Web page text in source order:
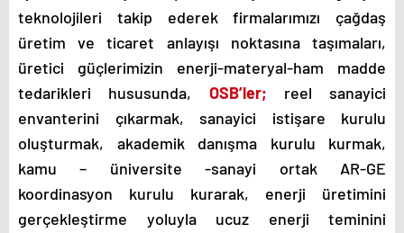
teknolojileri takip ederek firmalarımızı çağdaş
üretim ve ticaret anlayışı noktasına taşımaları,
üretici güçlerimizin enerji-materyal-ham madde
tedarikleri hususunda, OSB’ler; reel sanayici
envanterini çıkarmak, sanayici istişare kurulu
oluşturmak, akademik danışma kurulu kurmak,
kamu – üniversite -sanayi ortak AR-GE
koordinasyon kurulu kurarak, enerji üretimini
gerçekleştirme yoluyla ucuz enerji teminini